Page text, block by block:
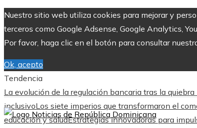
Nuestro sitio web utiliza cookies para mejorar y
terceros como Google Adsense, Google Analytics,
Por favor, haga clic en el botón para consultar
Ok, acepto
Tendencia
La evolución de la regulación bancaria tras la
inclusivoLos siete imperios que transformaron el
educación y saludEstrategias innovadoras para